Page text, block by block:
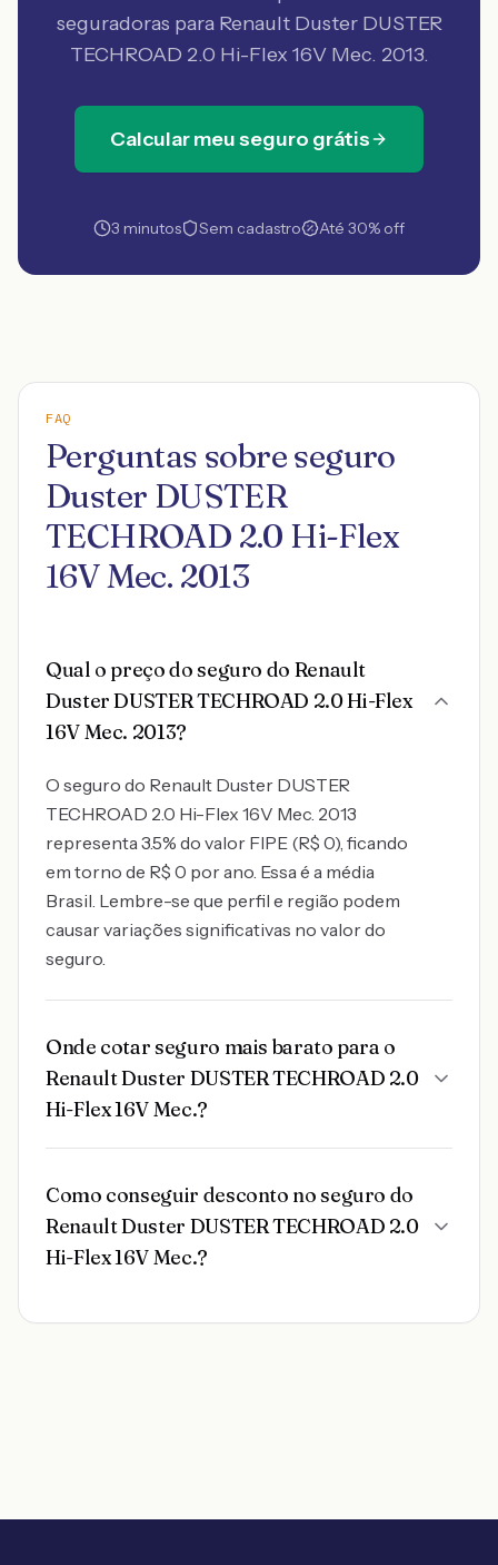
seguradoras para Renault Duster DUSTER
TECHROAD 2.0 Hi-Flex 16V Mec. 2013.
Calcular meu seguro grátis
3 minutos Sem cadastro Até 30% off
FAQ
Perguntas sobre seguro
Duster DUSTER
TECHROAD 2.0 Hi-Flex
16V Mec. 2013
Qual o preço do seguro do Renault
Duster DUSTER TECHROAD 2.0 Hi-Flex
16V Mec. 2013?
O seguro do Renault Duster DUSTER
TECHROAD 2.0 Hi-Flex 16V Mec. 2013
representa 3.5% do valor FIPE (R$ 0), ficando
em torno de R$ 0 por ano. Essa é a média
Brasil. Lembre-se que perfil e região podem
causar variações significativas no valor do
seguro.
Onde cotar seguro mais barato para o
Renault Duster DUSTER TECHROAD 2.0
Hi-Flex 16V Mec.?
Como conseguir desconto no seguro do
Renault Duster DUSTER TECHROAD 2.0
Hi-Flex 16V Mec.?